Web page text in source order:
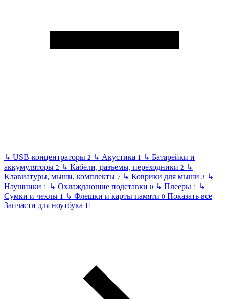
↳ USB-концентраторы 2 ↳ Акустика 1 ↳ Батарейки и
аккумуляторы 2 ↳ Кабели, разъемы, переходники 2 ↳
Клавиатуры, мыши, комплекты 7 ↳ Коврики для мыши 3 ↳
Наушники 1 ↳ Охлаждающие подставки 0 ↳ Плееры 1 ↳
Сумки и чехлы 1 ↳ Флешки и карты памяти 0 Показать все
Запчасти для ноутбука 11